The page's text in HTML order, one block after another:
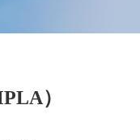
）